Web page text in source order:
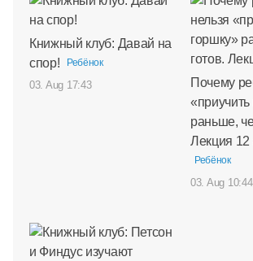
Книжный клуб: Давай на
спор!
Ребёнок
03. Aug 17:43
Почему
раньше,
Лекция 12
Ребёнок
03. Aug 10:44